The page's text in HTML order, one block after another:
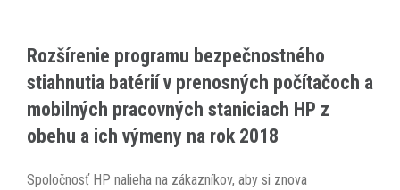
Rozšírenie programu bezpečnostného
stiahnutia batérií v prenosných počítačoch a
mobilných pracovných staniciach HP z
obehu a ich výmeny na rok 2018
Spoločnosť HP nalieha na zákazníkov, aby si znova